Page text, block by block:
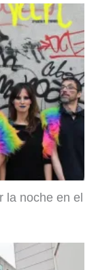
la noche en el